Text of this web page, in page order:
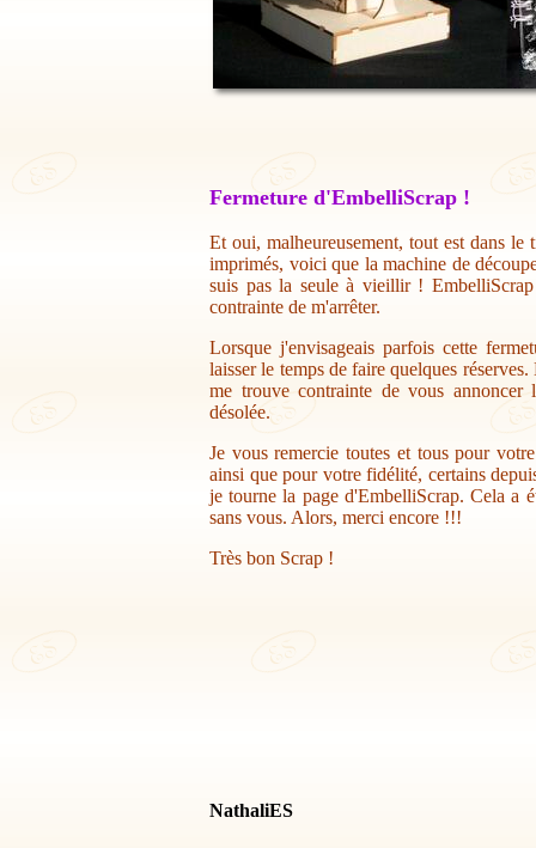
Fermeture d'EmbelliScrap !
Et oui, malheureusement, tout est dans
imprimés, voici que la machine de
suis pas la seule à vieillir !
contrainte de m'arrêter.
Lorsque j'envisageais parfois cette
laisser le temps de faire quelques
me trouve contrainte de vous annoncer
désolée.
Je vous remercie toutes et tous pour
ainsi que pour votre fidélité, certains
je tourne la page d'EmbelliScrap. Cela a
sans vous. Alors, merci encore !!!
Très bon Scrap !
NathaliES